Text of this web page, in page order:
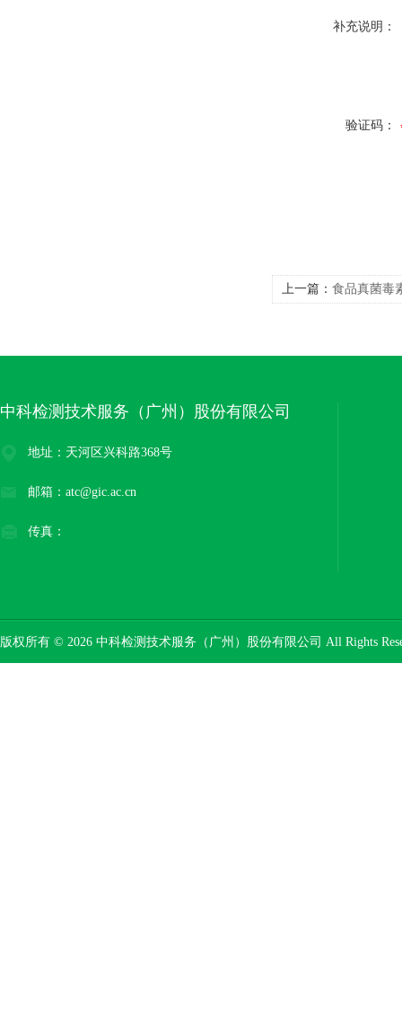
补充说明：
验证码：
上一篇： 食品真菌毒
中科检测技术服务（广州）股份有限公司
地址：天河区兴科路368号
邮箱：atc@gic.ac.cn
传真：
版权所有 © 2026 中科检测技术服务（广州）股份有限公司 All Rights